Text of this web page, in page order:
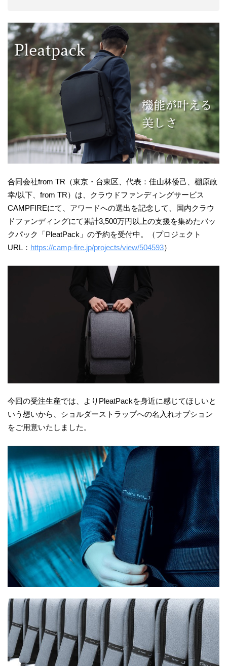
合同会社from TR（東京・台東区、代表：佳⼭林倭⼰、棚原政
幸/以下、from TR）は、クラウドファンディングサービス
CAMPFIREにて、アワードへの選出を記念して、国内クラウ
ドファンディングにて累計3,500万円以上の支援を集めたバッ
クパック「PleatPack」の予約を受付中。（プロジェクト
URL： https://camp-fire.jp/projects/view/504593）
今回の受注生産では、よりPleatPackを身近に感じてほしいと
いう想いから、ショルダーストラップへの名入れオプション
をご用意いたしました。